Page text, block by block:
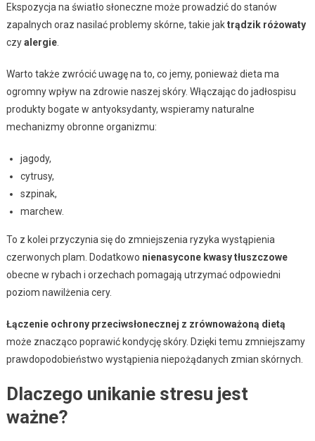
Ekspozycja na światło słoneczne może prowadzić do stanów
zapalnych oraz nasilać problemy skórne, takie jaktrądzik różowaty
czyalergie.
Warto także zwrócić uwagę na to, co jemy, ponieważ dieta ma
ogromny wpływ na zdrowie naszej skóry. Włączając do jadłospisu
produkty bogate w antyoksydanty, wspieramy naturalne
mechanizmy obronne organizmu:
jagody,
cytrusy,
szpinak,
marchew.
To z kolei przyczynia się do zmniejszenia ryzyka wystąpienia
czerwonych plam. Dodatkowo nienasycone kwasy tłuszczowe
obecne w rybach i orzechach pomagają utrzymać odpowiedni
poziom nawilżenia cery.
Łączenie ochrony przeciwsłonecznej z zrównoważoną dietą
może znacząco poprawić kondycję skóry. Dzięki temu zmniejszamy
prawdopodobieństwo wystąpienia niepożądanych zmian skórnych.
Dlaczego unikanie stresu jest
ważne?